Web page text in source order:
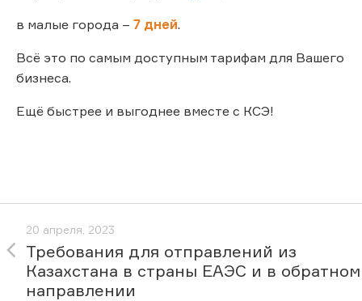
в малые города – 7 дней.
Всё это по самым доступным тарифам для Вашего
бизнеса.
Ещё быстрее и выгоднее вместе с КСЭ!
20 апреля, 2023
Требования для отправлений из
Казахстана в страны ЕАЭС и в обратном
направлении